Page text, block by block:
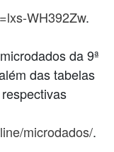
WH392Zw.
da 9ª
das tabelas
microdados/.